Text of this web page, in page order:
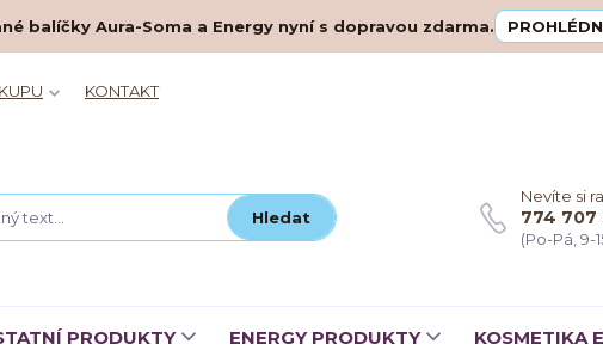
balíčky Aura-Soma a Energy nyní s dopravou zdarma.
KONTAKT
Hledat
Nevíte si
774 707
(Po-Pá, 9-
PRODUKTY ENERGY PRODUKTY KOSMETIKA